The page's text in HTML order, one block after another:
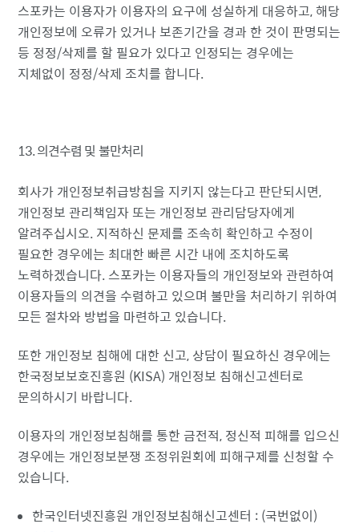
스포카는 이용자가 이용자의 요구에 성실하게 대응하고, 해당
개인정보에 오류가 있거나 보존기간을 경과 한 것이 판명되는
등 정정/삭제를 할 필요가 있다고 인정되는 경우에는
지체없이 정정/삭제 조치를 합니다.
13. 의견수렴 및 불만처리
회사가 개인정보취급방침을 지키지 않는다고 판단되시면,
개인정보 관리책임자 또는 개인정보 관리담당자에게
알려주십시오. 지적하신 문제를 조속히 확인하고 수정이
필요한 경우에는 최대한 빠른 시간 내에 조치하도록
노력하겠습니다. 스포카는 이용자들의 개인정보와 관련하여
이용자들의 의견을 수렴하고 있으며 불만을 처리하기 위하여
모든 절차와 방법을 마련하고 있습니다.
또한 개인정보 침해에 대한 신고, 상담이 필요하신 경우에는
한국정보보호진흥원 (KISA) 개인정보 침해신고센터로
문의하시기 바랍니다.
이용자의 개인정보침해를 통한 금전적, 정신적 피해를 입으신
경우에는 개인정보분쟁 조정위원회에 피해구제를 신청할 수
있습니다.
한국인터넷진흥원 개인정보침해신고센터 : (국번없이)